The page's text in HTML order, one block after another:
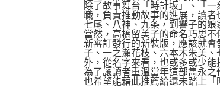
除了故事舞台「時計坂」、「
職，負責推動故事的進展，讀
七尾、八神、九条，到響子的娘
當然，高橋留美子的命名巧思
新審訂發行的新裝版，應該就
子、一之瀨花枝、六本木朱美
外，從名字來看，也或多或少
為了讓讀者重溫當年這部雋永
也希望能藉此推薦給還未踏上「